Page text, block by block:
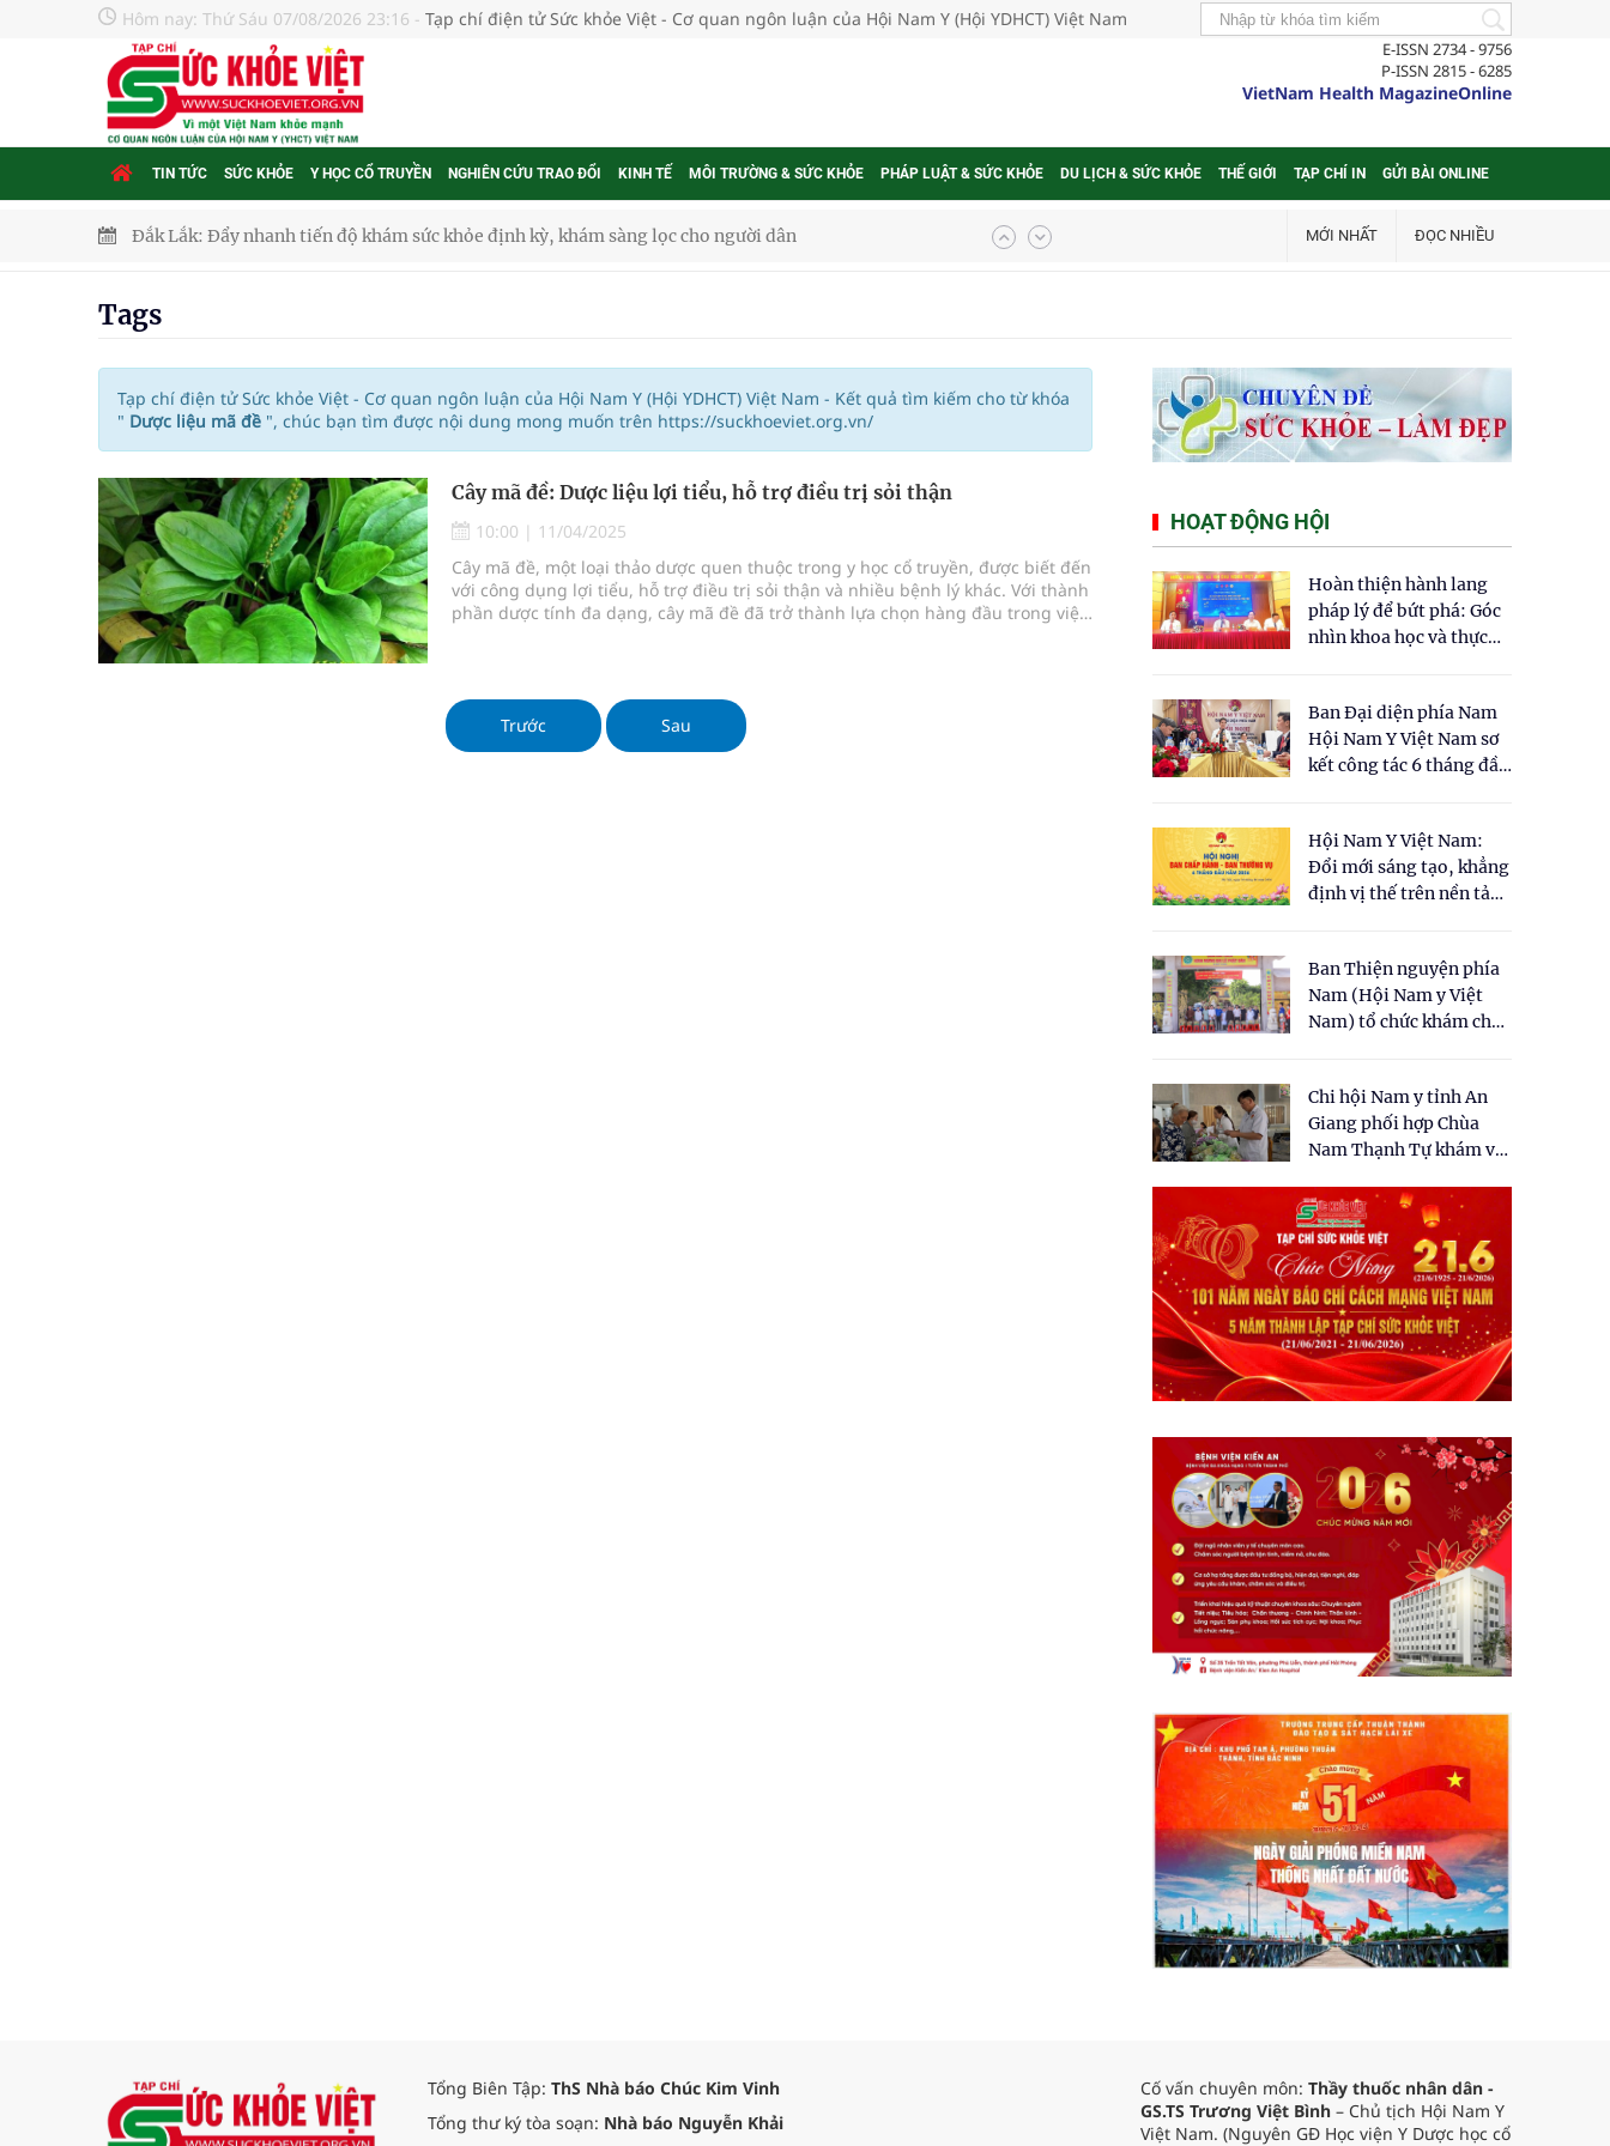
Hôm nay: Thứ Sáu 07/08/2026 23:16 - Tạp chí điện tử Sức khỏe Việt - Cơ quan ngôn luận của Hội Nam Y (Hội YDHCT) Việt Nam
E-ISSN 2734 - 9756
P-ISSN 2815 - 6285
VietNam Health MagazineOnline
TIN TỨC SỨC KHỎE Y HỌC CỔ TRUYỀN NGHIÊN CỨU TRAO ĐỔI KINH TẾ MÔI TRƯỜNG & SỨC KHỎE PHÁP LUẬT & SỨC KHỎE DU LỊCH & SỨC KHỎE THẾ GIỚI TẠP CHÍ IN GỬI BÀI ONLINE
Đắk Lắk: Đẩy nhanh tiến độ khám sức khỏe định kỳ, khám sàng lọc cho người dân
Nhiều lợi thế để nâng chất lượng y tế
Vương Thành Công: Khi việc học bắt đầu từ trải nghiệm thực tế
Chấn chỉnh hoạt động kinh doanh dược liệu
Súp lơ xanh mang đến hy vọng mới trong phòng ngừa ung thư
Tác Dụng Chống Kết Tập Tiểu Cầu Và Chống Đông Máu Của Các Loài Nhân Sâm (Panax Spp.): Tổng
Quan Bằng Chứng Dược Lý Và Cơ Chế Phân Tử
Xây dựng bản đồ mạng lưới cấp cứu ngoại viện toàn quốc
MỚI NHẤT ĐỌC NHIỀU
Tags
Tạp chí điện tử Sức khỏe Việt - Cơ quan ngôn luận của Hội Nam Y (Hội YDHCT) Việt Nam - Kết quả tìm kiếm cho từ khóa
" Dược liệu mã đề ", chúc bạn tìm được nội dung mong muốn trên https://suckhoeviet.org.vn/
Cây mã đề: Dược liệu lợi tiểu, hỗ trợ điều trị sỏi thận
10:00 | 11/04/2025
Cây mã đề, một loại thảo dược quen thuộc trong y học cổ truyền, được biết đến
với công dụng lợi tiểu, hỗ trợ điều trị sỏi thận và nhiều bệnh lý khác. Với thành
phần dược tính đa dạng, cây mã đề đã trở thành lựa chọn hàng đầu trong việc
Trước Sau
HOẠT ĐỘNG HỘI
Hoàn thiện hành lang
pháp lý để bứt phá: Góc
nhìn khoa học và thực
cho Luật Y dược cổ
truyền Việt Nam"
Ban Đại diện phía Nam
Hội Nam Y Việt Nam sơ
kết công tác 6 tháng đầu
Hội Nam Y Việt Nam:
Đổi mới sáng tạo, khẳng
định vị thế trên nền tảng
Ban Thiện nguyện phía
Nam (Hội Nam y Việt
Nam) tổ chức khám chữa
dân tại xã Tân Tập
Chi hội Nam y tỉnh An
Giang phối hợp Chùa
Nam Thạnh Tự khám và
nhân dân
Tổng Biên Tập: ThS Nhà báo Chúc Kim Vinh
Tổng thư ký tòa soạn: Nhà báo Nguyễn Khải
Cố vấn chuyên môn: Thầy thuốc nhân dân -
GS.TS Trương Việt Bình – Chủ tịch Hội Nam Y
Việt Nam. (Nguyên GĐ Học viện Y Dược học cổ